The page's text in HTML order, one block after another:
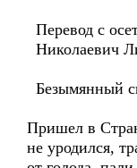
Перевод с
Николаевич
Безымянный
Пришел в
не уродился,